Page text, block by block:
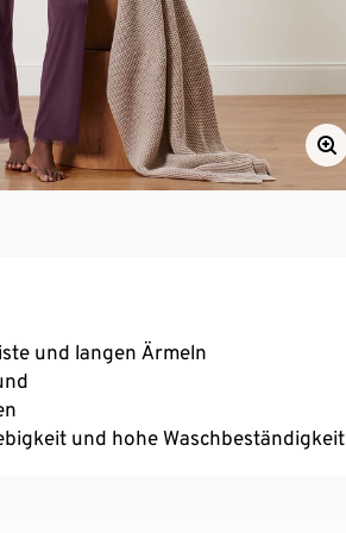
und langen Ärmeln
und hohe Waschbeständigkeit